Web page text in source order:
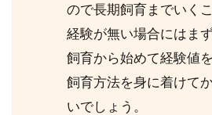
ので長期飼育までいく
経験が無い場合にはま
飼育から始めて経験値
飼育方法を身に着けて
いでしょう。